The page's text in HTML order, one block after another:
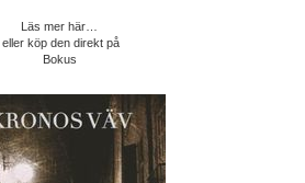
Läs mer här…
eller köp den direkt på
Bokus